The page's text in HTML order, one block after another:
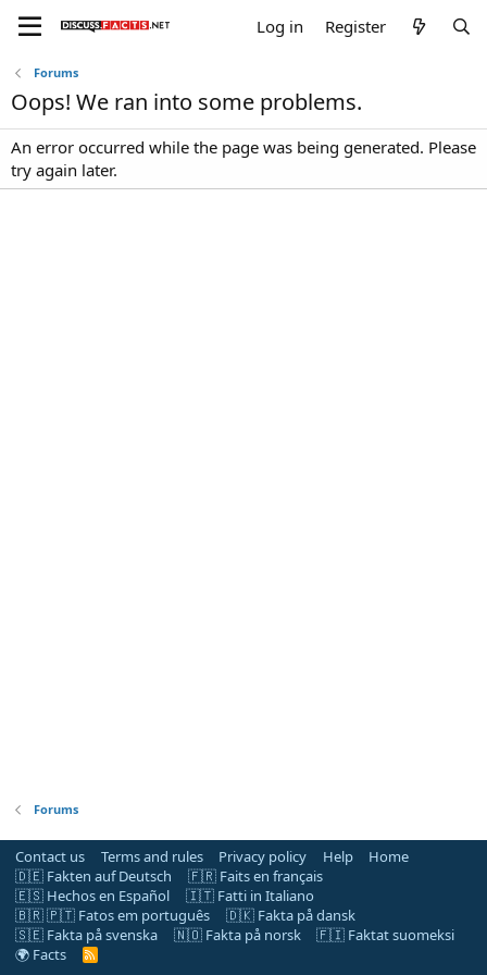
Log in Register
Forums
Oops! We ran into some problems.
An error occurred while the page was being generated. Please
try again later.
Forums
Contact us Terms and rules Privacy policy Help
Home
🇩🇪 Fakten auf Deutsch
🇫🇷 Faits en français
🇪🇸 Hechos en Español
🇮🇹 Fatti in Italiano
🇧🇷 🇵🇹 Fatos em português
🇩🇰 Fakta på dansk
🇸🇪 Fakta på svenska
🇳🇴 Fakta på norsk
🇫🇮 Faktat suomeksi
🌍 Facts
R